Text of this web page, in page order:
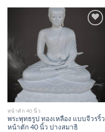
หน้าตัก 40 นิ้ว
พระพุทธรูป ทองเหลือง แบบจีวรริ้ว
หน้าตัก 40 นิ้ว ปางสมาธิ